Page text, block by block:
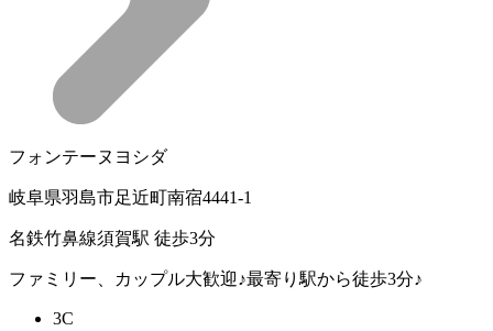
フォンテーヌヨシダ
岐阜県羽島市足近町南宿4441-1
名鉄竹鼻線須賀駅 徒歩3分
ファミリー、カップル大歓迎♪最寄り駅から徒歩3分♪
3C